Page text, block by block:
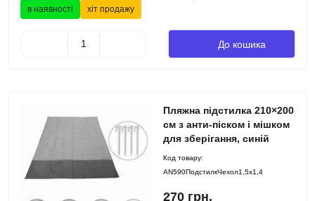
в наявності хіт продажу
До кошика
Пляжна підстилка 210×200
см з анти-піском і мішком
для зберігання, синій
Код товару:
AN590ПодстилкЧехол1,5х1,4
270 грн.